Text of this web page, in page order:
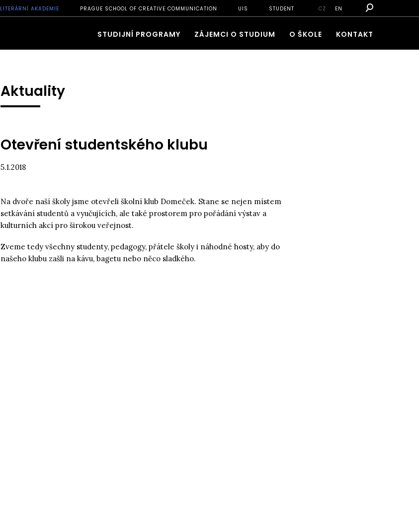
LITERÁRNÍ AKADEMIE PRAGUE SCHOOL OF CREATIVE COMMUNICATION UIS STUDENT CZ EN
STUDIJNÍ PROGRAMY ZÁJEMCI O STUDIUM O ŠKOLE KONTAKT
Aktuality
Otevření studentského klubu
5.1.2018
Na dvoře naší školy jsme otevřeli školní klub Domeček. Stane se nejen místem
setkávání studentů a vyučujících, ale také prostorem pro pořádání výstav a
kulturních akcí pro širokou veřejnost.
Zveme tedy všechny studenty, pedagogy, přátele školy i náhodné hosty, aby do
našeho klubu zašli na kávu, bagetu nebo něco sladkého.